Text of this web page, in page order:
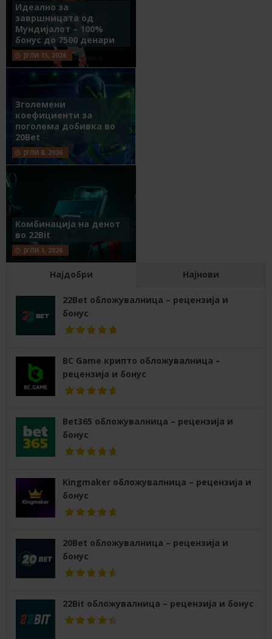
Идеално за
завршницата од
Мундијалот – 100%
бонус до 7500 денари
ЈУЛИ 15, 2026
Зголемени
коефициенти за
поголема добивка во
20Bet
ЈУЛИ 8, 2026
Комбинација на денот
во 22Bit
ЈУЛИ 1, 2026
Најдобри Најнови
22Bet обложувалница – рецензија и
бонус
BC Game крипто обложувалница –
рецензија и бонус
Bet365 обложувалница – рецензија и
бонус
Kingmaker обложувалница – рецензија и
бонус
20Bet обложувалница – рецензија и
бонус
22Bit обложувалница – рецензија и бонус